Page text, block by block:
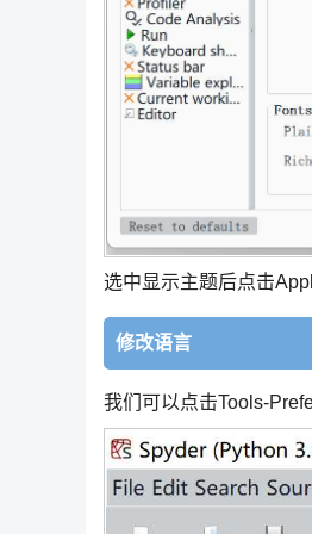
选中显示主题后点击
修改语言
我们可以点击Tools-